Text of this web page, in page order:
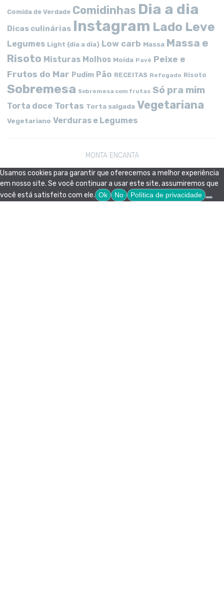
Comida de Verdade Comidinhas Dia a dia
Dicas culinárias Instagram Lado Leve
Legumes Light (dia a dia) Low carb Massa Massa e
Risoto Misturas Molhos Moída Pavê Peixe e
Frutos do Mar Pudim Pão RECEITAS Refogado Risoto
Sobremesa Sobremesa com frutas Só pra mim
Torta doce Tortas Torta salgada Vegetariana
Vegetariano Verduras e Legumes
MONTA ENCANTA
Usamos cookies para garantir que oferecemos a melhor experiência
em nosso site. Se você continuar a usar este site, assumiremos que
você está satisfeito com ele. Ok No Política de privacidade